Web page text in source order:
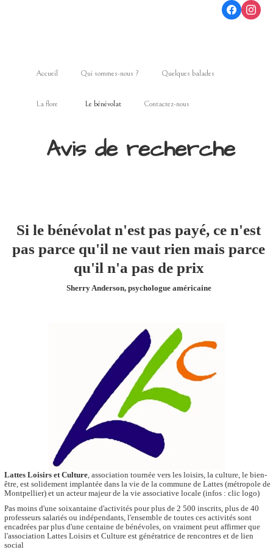
Accueil Qui sommes-nous ? Quelques balades
La flore Le bénévolat Contactez-nous
Avis de recherche
Si le bénévolat n'est pas payé, ce n'est
pas parce qu'il ne vaut rien mais parce
qu'il n'a pas de prix
Sherry Anderson, psychologue américaine
Lattes Loisirs et Culture, association tournée vers les loisirs, la culture, le bien-
être, est solidement implantée dans la vie de la commune de Lattes (métropole de
Montpellier) et un acteur majeur de la vie associative locale (infos : clic logo)
Pas moins d'une soixantaine d'activités pour plus de 2 500 inscrits, plus de 40
professeurs salariés ou indépendants, l'ensemble de toutes ces activités sont
encadrées par plus d'une centaine de bénévoles, on vraiment peut affirmer que
l'association Lattes Loisirs et Culture est génératrice de rencontres et de lien
social